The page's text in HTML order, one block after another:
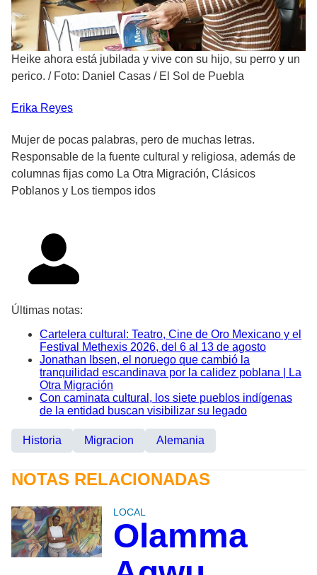
Heike ahora está jubilada y vive con su hijo, su perro y un
perico. / Foto: Daniel Casas / El Sol de Puebla
Erika Reyes
Mujer de pocas palabras, pero de muchas letras.
Responsable de la fuente cultural y religiosa, además de
columnas fijas como La Otra Migración, Clásicos
Poblanos y Los tiempos idos
Últimas notas:
Cartelera cultural: Teatro, Cine de Oro Mexicano y el
Festival Methexis 2026, del 6 al 13 de agosto
Jonathan Ibsen, el noruego que cambió la
tranquilidad escandinava por la calidez poblana | La
Otra Migración
Con caminata cultural, los siete pueblos indígenas
de la entidad buscan visibilizar su legado
Historia Migracion Alemania
NOTAS RELACIONADAS
LOCAL
Olamma